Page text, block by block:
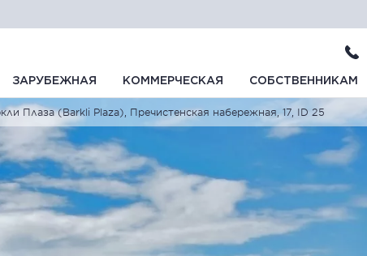
ЗАРУБЕЖНАЯ КОММЕРЧЕСКАЯ СОБСТВЕННИКАМ
Плаза (Barkli Plaza), Пречистенская набережная, 17, ID 25